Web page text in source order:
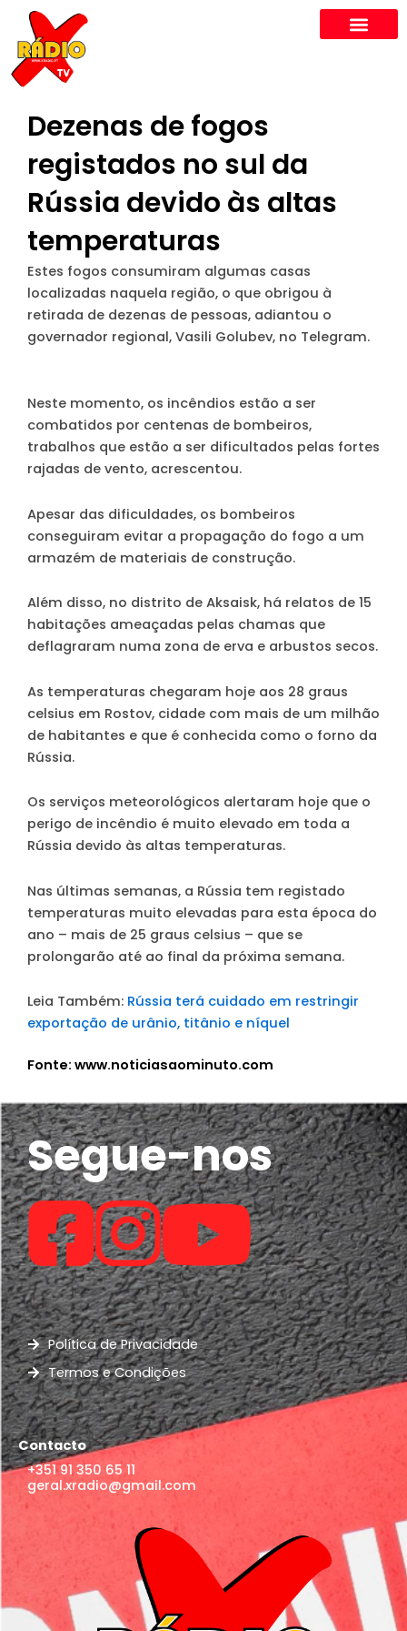
content
Dezenas de fogos
registados no sul da
Rússia devido às altas
temperaturas
Estes fogos consumiram algumas casas
localizadas naquela região, o que obrigou à
retirada de dezenas de pessoas, adiantou o
governador regional, Vasili Golubev, no Telegram.
Neste momento, os incêndios estão a ser
combatidos por centenas de bombeiros,
trabalhos que estão a ser dificultados pelas fortes
rajadas de vento, acrescentou.
Apesar das dificuldades, os bombeiros
conseguiram evitar a propagação do fogo a um
armazém de materiais de construção.
Além disso, no distrito de Aksaisk, há relatos de 15
habitações ameaçadas pelas chamas que
deflagraram numa zona de erva e arbustos secos.
As temperaturas chegaram hoje aos 28 graus
celsius em Rostov, cidade com mais de um milhão
de habitantes e que é conhecida como o forno da
Rússia.
Os serviços meteorológicos alertaram hoje que o
perigo de incêndio é muito elevado em toda a
Rússia devido às altas temperaturas.
Nas últimas semanas, a Rússia tem registado
temperaturas muito elevadas para esta época do
ano – mais de 25 graus celsius – que se
prolongarão até ao final da próxima semana.
Leia Também: Rússia terá cuidado em restringir
exportação de urânio, titânio e níquel
Fonte: www.noticiasaominuto.com
Segue-nos
Política de Privacidade
Termos e Condições
Contacto
+351 91 350 65 11
geral.xradio@gmail.com